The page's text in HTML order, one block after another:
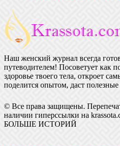
Наш женский журнал всегда
путеводителем! Посоветует как
здоровье твоего тела, откроет
поделится опытом, даст полезные
© Все права защищены.
наличии гиперссылки на
БОЛЬШЕ ИСТОРИЙ